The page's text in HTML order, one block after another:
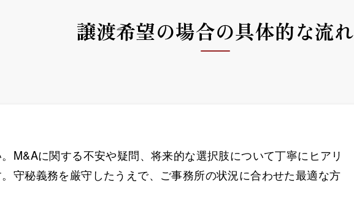
譲渡希望の場合の具体的な流れ
M&Aに関する不安や疑問、将来的な選択肢について丁寧にヒアリ
守秘義務を厳守したうえで、ご事務所の状況に合わせた最適な方